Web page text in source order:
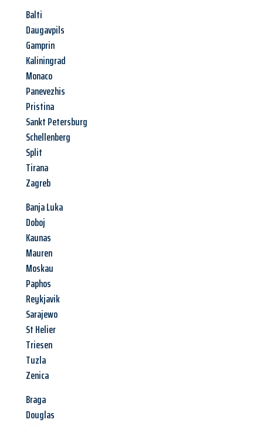
Balti
Daugavpils
Gamprin
Kaliningrad
Monaco
Panevezhis
Pristina
Sankt Petersburg
Schellenberg
Split
Tirana
Zagreb
Banja Luka
Doboj
Kaunas
Mauren
Moskau
Paphos
Reykjavik
Sarajewo
St Helier
Triesen
Tuzla
Zenica
Braga
Douglas